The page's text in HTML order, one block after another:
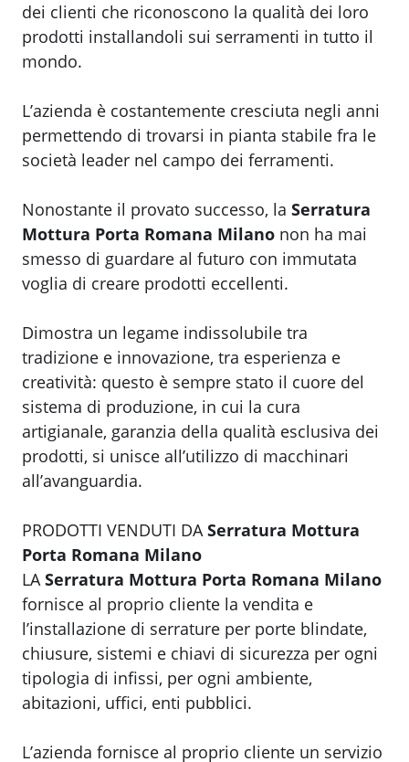
dei clienti che riconoscono la qualità dei loro
prodotti installandoli sui serramenti in tutto il
mondo.
L’azienda è costantemente cresciuta negli anni
permettendo di trovarsi in pianta stabile fra le
società leader nel campo dei ferramenti.
Nonostante il provato successo, la Serratura
Mottura Porta Romana Milano non ha mai
smesso di guardare al futuro con immutata
voglia di creare prodotti eccellenti.
​Dimostra un legame indissolubile tra
tradizione e innovazione, tra esperienza e
creatività: questo è sempre stato il cuore del
sistema di produzione, in cui la cura
artigianale, garanzia della qualità esclusiva dei
prodotti, si unisce all’utilizzo di macchinari
all’avanguardia.
PRODOTTI VENDUTI DASerratura Mottura
Porta Romana Milano
LASerratura Mottura Porta Romana Milano
fornisce al proprio cliente la vendita e
l’installazione di serrature per porte blindate,
chiusure, sistemi e chiavi di sicurezza per ogni
tipologia di infissi, per ogni ambiente,
abitazioni, uffici, enti pubblici.
L’azienda fornisce al proprio cliente un servizio